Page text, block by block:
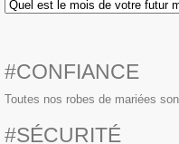
#CONFIANCE
Toutes nos robes de mariées
#SÉCURITÉ